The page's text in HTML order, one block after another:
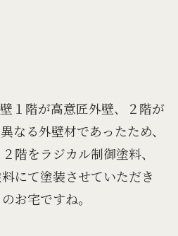
１階が高意匠外壁、２階が
なる外壁材であったため、
階をラジカル制御塗料、
にて塗装させていただき
お宅ですね。